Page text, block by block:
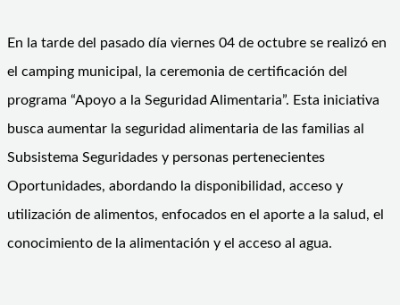
En la tarde del pasado día viernes 04 de octubre se realizó en
el camping municipal, la ceremonia de certificación del
programa “Apoyo a la Seguridad Alimentaria”. Esta iniciativa
busca aumentar la seguridad alimentaria de las familias al
Subsistema Seguridades y personas pertenecientes
Oportunidades, abordando la disponibilidad, acceso y
utilización de alimentos, enfocados en el aporte a la salud, el
conocimiento de la alimentación y el acceso al agua.